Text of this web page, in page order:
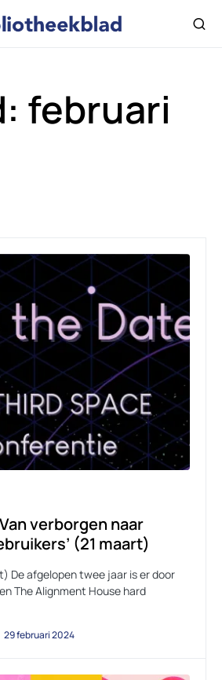
februari
verborgen naar
(21 maart)
De afgelopen twee jaar is er door
The Alignment House hard
29 februari 2024